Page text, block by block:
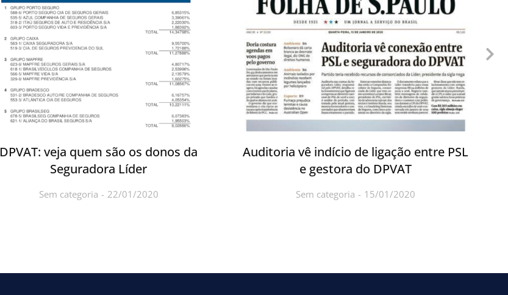
DPVAT: veja quem são os donos da
Seguradora Líder
Sem categoria 22/01/2020
Auditoria vê indício de ligação entre PSL
e gestora do DPVAT
Sem categoria 15/01/2020